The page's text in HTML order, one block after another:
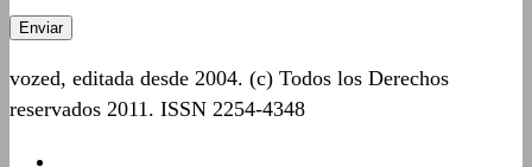
vozed, editada desde 2004. (c) Todos los Derechos
reservados 2011. ISSN 2254-4348